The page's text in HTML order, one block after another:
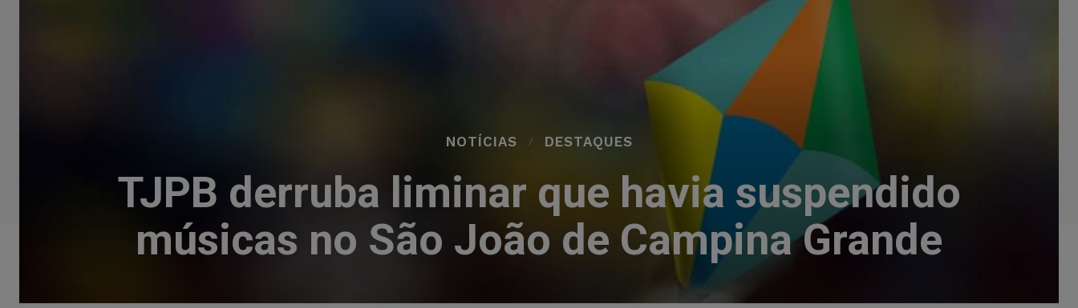
NOTÍCIAS DESTAQUES
TJPB derruba liminar que havia suspendido
músicas no São João de Campina Grande